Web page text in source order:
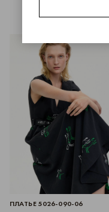
ПЛАТЬЕ 5026-090-06